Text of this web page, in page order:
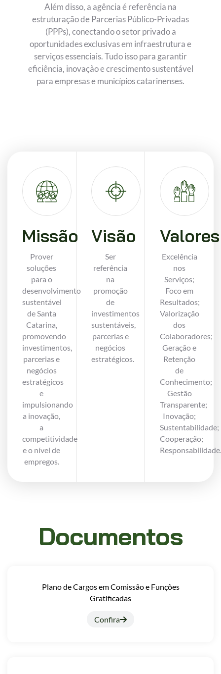
Além disso, a agência é referência na
estruturação de Parcerias Público-Privadas
(PPPs), conectando o setor privado a
oportunidades exclusivas em infraestrutura e
serviços essenciais. Tudo isso para garantir
eficiência, inovação e crescimento sustentável
para empresas e municípios catarinenses.
Missão
Prover
soluções
para o
desenvolvimento
sustentável
de Santa
Catarina,
promovendo
investimentos,
parcerias e
negócios
estratégicos
e
impulsionando
a inovação,
a
competitividade
e o nível de
empregos.
Visão
Ser
referência
na
promoção
de
investimentos
sustentáveis,
parcerias e
negócios
estratégicos.
Valores
Excelência
nos
Serviços;
Foco em
Resultados;
Valorização
dos
Colaboradores;
Geração e
Retenção
de
Conhecimento;
Gestão
Transparente;
Inovação;
Sustentabilidade;
Cooperação;
Documentos
Plano de Cargos em Comissão e Funções
Gratificadas
Confira